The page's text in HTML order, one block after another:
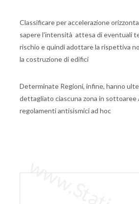
Classificare per accelerazione
sapere l'intensità attesa di eventuali
rischio e quindi adottare la rispettiva
la costruzione di edifici
Determinate Regioni, infine, hanno
dettagliato ciascuna zona in sottoaree
regolamenti antisismici ad hoc